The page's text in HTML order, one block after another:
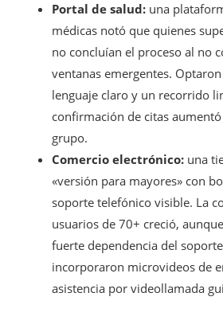
Portal de salud: una
médicas notó que quienes
no concluían el proceso al no
ventanas emergentes.
lenguaje claro y un recorrido
confirmación de citas
grupo.
Comercio electrónico: una
«versión para mayores» con
soporte telefónico visible. La
usuarios de 70+ creció,
fuerte dependencia del
incorporaron microvideos de
asistencia por videollamada